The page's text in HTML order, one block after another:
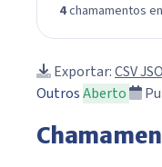
4chamamentos
Exportar:CSV
OutrosAberto